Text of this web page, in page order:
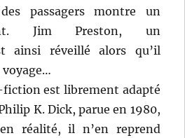
passagers montre un
Jim Preston, un
ainsi réveillé alors qu’il
voyage…
fiction est librement adapté
K. Dick, parue en 1980,
réalité, il n’en reprend